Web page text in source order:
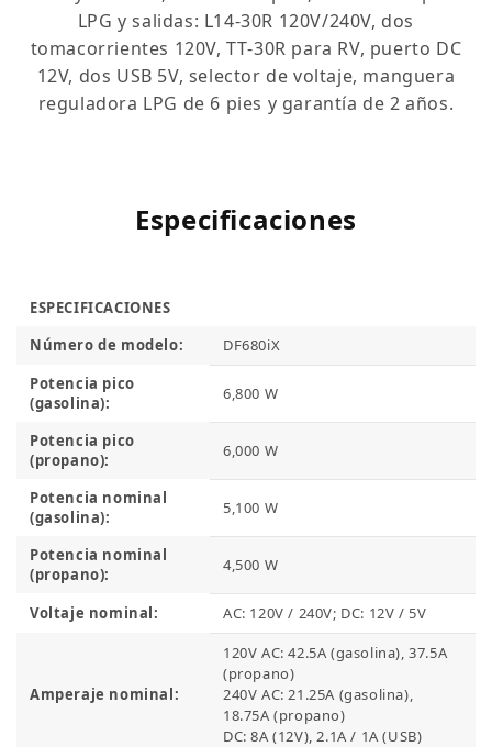
LPG y salidas: L14‑30R 120V/240V, dos
tomacorrientes 120V, TT‑30R para RV, puerto DC
12V, dos USB 5V, selector de voltaje, manguera
reguladora LPG de 6 pies y garantía de 2 años.
Especificaciones
ESPECIFICACIONES
Número de modelo:
DF680iX
Potencia pico
(gasolina):
6,800 W
Potencia pico
(propano):
6,000 W
Potencia nominal
(gasolina):
5,100 W
Potencia nominal
(propano):
4,500 W
Voltaje nominal: AC: 120V / 240V; DC: 12V / 5V
Amperaje nominal:
120V AC: 42.5A (gasolina), 37.5A
(propano)
240V AC: 21.25A (gasolina),
18.75A (propano)
DC: 8A (12V), 2.1A / 1A (USB)